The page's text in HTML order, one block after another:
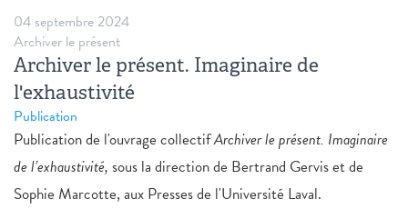
04 septembre 2024
Archiver le présent
Archiver le présent. Imaginaire de
l'exhaustivité
Publication
Publication de l'ouvrage collectifArchiver le présent. Imaginaire
de l’exhaustivité, sous la direction de Bertrand Gervis et de
Sophie Marcotte, aux Presses de l'Université Laval.